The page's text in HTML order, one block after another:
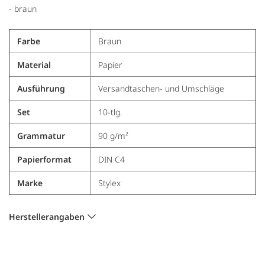
- braun
Farbe Braun
Material Papier
Ausführung Versandtaschen- und Umschläge
Set 10-tlg.
Grammatur 90 g/m²
Papierformat DIN C4
Marke Stylex
Herstellerangaben